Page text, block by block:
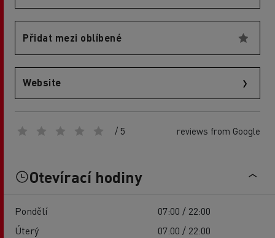
Přidat mezi oblíbené
Website
/ 5 reviews from Google
Otevírací hodiny
Pondělí
07:00 / 22:00
Úterý
07:00 / 22:00